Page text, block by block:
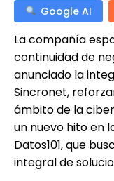
Google AI
La compañía
continuidad de
anunciado la
Sincronet,
ámbito de la
un nuevo hito en
Datos101, que
integral de